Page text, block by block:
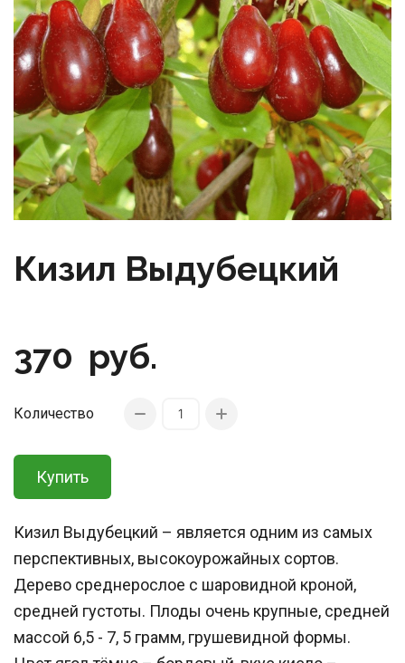
Кизил Выдубецкий
370 руб.
Количество
Купить
Кизил Выдубецкий – является одним из самых
перспективных, высокоурожайных сортов.
Дерево среднерослое с шаровидной кроной,
средней густоты. Плоды очень крупные, средней
массой 6,5 - 7, 5 грамм, грушевидной формы.